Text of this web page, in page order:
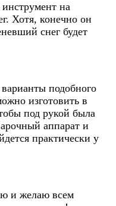
инструмент на
Хотя, конечно он
снег будет
подобного
изготовить в
под рукой была
аппарат и
практически у
и желаю всем